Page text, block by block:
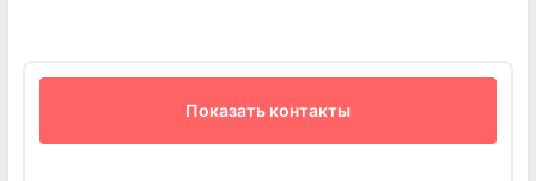
Показать контакты